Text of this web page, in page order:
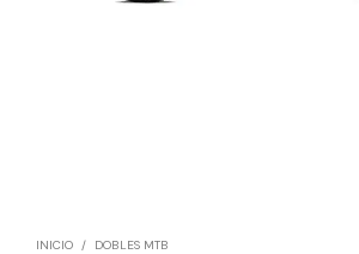
INICIO / DOBLES MTB